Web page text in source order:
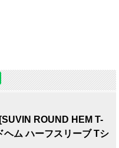
ROUND HEM T-
ム ハーフスリーブ Tシ